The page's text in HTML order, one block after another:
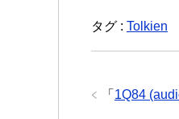
タグ : Tolkien
「 1Q84